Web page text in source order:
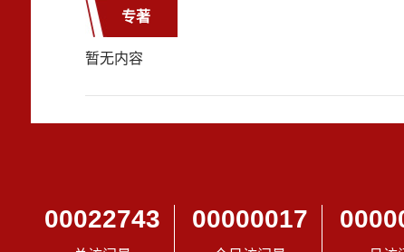
专著
暂无内容
00022743 00000017